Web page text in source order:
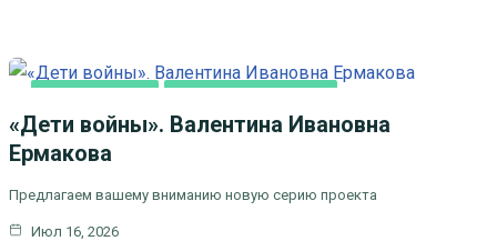
«Дети войны». Валентина Ивановна
Ермакова
Предлагаем вашему вниманию новую серию проекта
Июл 16, 2026